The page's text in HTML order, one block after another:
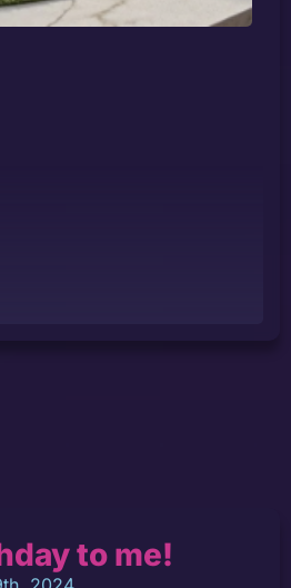
to me!